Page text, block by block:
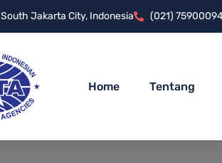
South Jakarta City, Indonesia (021)
Home Tentang